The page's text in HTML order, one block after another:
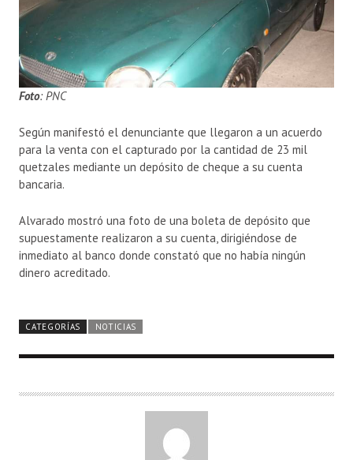
Foto: PNC
Según manifestó el denunciante que llegaron a un acuerdo
para la venta con el capturado por la cantidad de 23 mil
quetzales mediante un depósito de cheque a su cuenta
bancaria.
Alvarado mostró una foto de una boleta de depósito que
supuestamente realizaron a su cuenta, dirigiéndose de
inmediato al banco donde constató que no había ningún
dinero acreditado.
CATEGORÍAS NOTICIAS